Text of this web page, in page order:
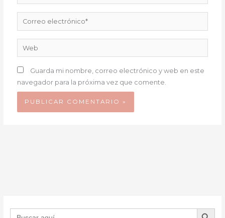
Correo
electrónico*
Guarda mi nombre, correo electrónico y web en este
navegador para la próxima vez que comente.
Buscar: BOTÓN DE